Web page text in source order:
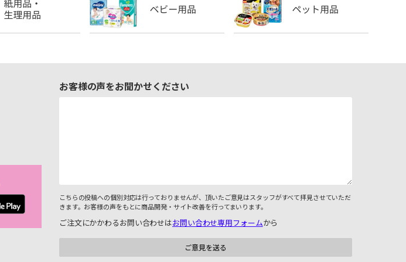
お客様の声をお聞かせください
こちらの投稿への個別対応は行っておりませんが、頂いたご意見はスタッフがすべて拝見させていただ
きます。お客様の声をもとに商品開発・サイト改善を行ってまいります。
ご注文にかかわるお問い合わせはお問い合わせ専用フォームから